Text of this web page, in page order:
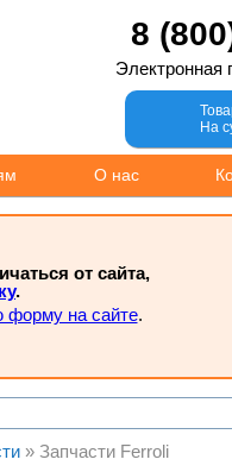
8
Электронная
На
О нас
от сайта,
.
форму на сайте.
» Запчасти Ferroli